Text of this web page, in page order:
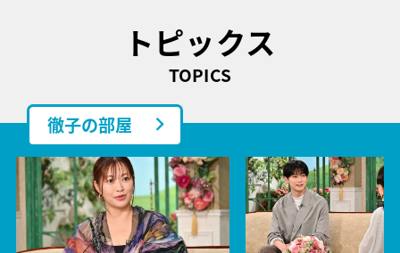
トピックス
TOPICS
徹子の部屋